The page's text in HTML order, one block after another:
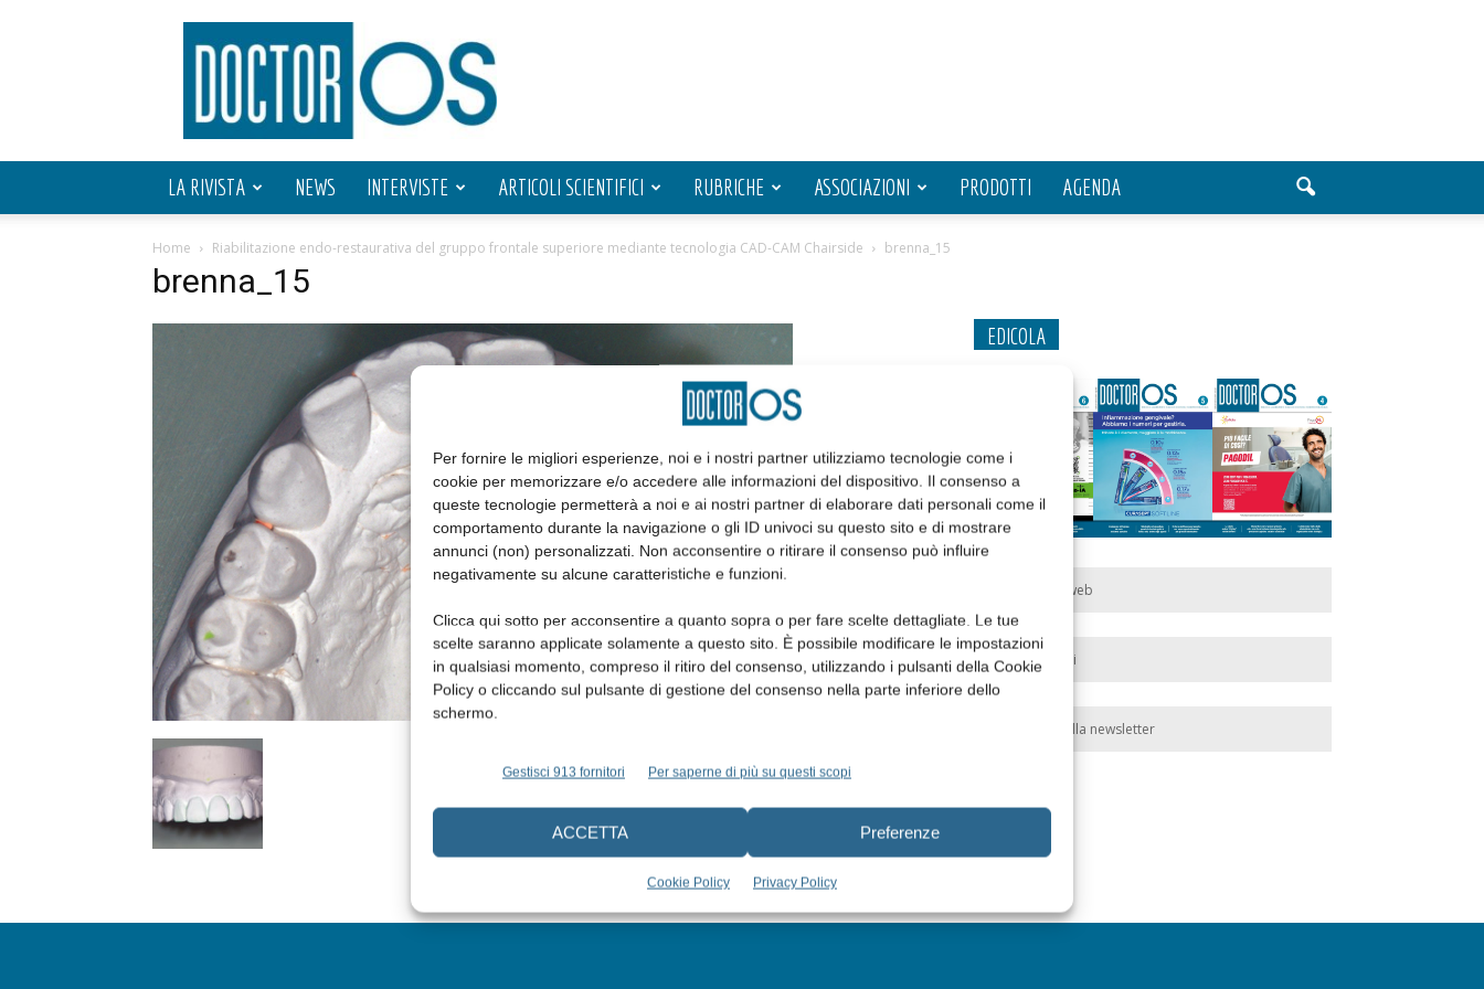
Per fornire le migliori esperienze, noi e i nostri partner utilizziamo tecnologie come i
cookie per memorizzare e/o accedere alle informazioni del dispositivo. Il consenso a
queste tecnologie permetterà a noi e ai nostri partner di elaborare dati personali come il
comportamento durante la navigazione o gli ID univoci su questo sito e di mostrare
annunci (non) personalizzati. Non acconsentire o ritirare il consenso può influire
negativamente su alcune caratteristiche e funzioni.
Clicca qui sotto per acconsentire a quanto sopra o per fare scelte dettagliate. Le tue
scelte saranno applicate solamente a questo sito. È possibile modificare le impostazioni
in qualsiasi momento, compreso il ritiro del consenso, utilizzando i pulsanti della Cookie
Policy o cliccando sul pulsante di gestione del consenso nella parte inferiore dello
schermo.
Gestisci 913 fornitori Per saperne di più su questi scopi
ACCETTA Preferenze
Cookie Policy Privacy Policy
Doctor
OS
LA RIVISTA NEWS INTERVISTE ARTICOLI SCIENTIFICI RUBRICHE ASSOCIAZIONI PRODOTTI AGENDA
Home Riabilitazione endo-restaurativa del gruppo frontale superiore mediante tecnologia CAD-CAM Chairside brenna_15
brenna_15
EDICOLA
Edicola web
Abbonati
Iscriviti alla newsletter